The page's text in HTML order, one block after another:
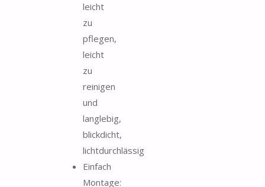
leicht
zu
pflegen,
leicht
zu
reinigen
und
langlebig,
blickdicht,
lichtdurchlässig
Einfach
Montage: